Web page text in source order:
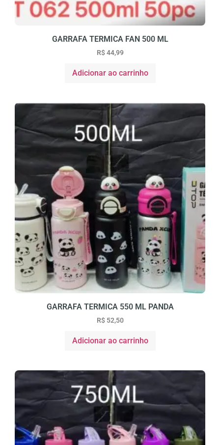
GARRAFA TERMICA FAN 500 ML
R$44,99
Adicionar ao carrinho
GARRAFA TERMICA 550 ML PANDA
R$52,50
Adicionar ao carrinho